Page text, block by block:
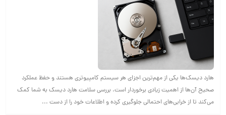
هارد دیسک‌ها یکی از مهم‌ترین اجزای هر سیستم کامپیوتری هستند و حفظ عملکرد
صحیح آن‌ها از اهمیت زیادی برخوردار است. بررسی سلامت هارد دیسک به شما کمک
می‌کند تا از خرابی‌های احتمالی جلوگیری کرده و اطلاعات خود را از دست ...